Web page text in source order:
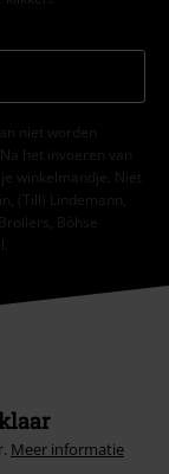
niet worden
het invoeren van
winkelmandje. Niet
(Till) Lindemann,
Böhse
Meer informatie